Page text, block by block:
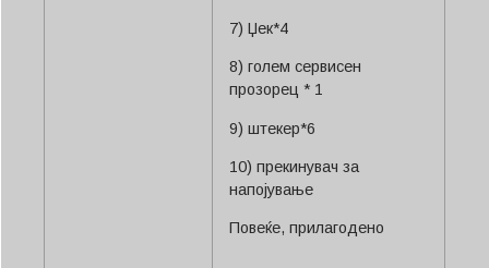
7) Џек*4
8) голем сервисен
прозорец * 1
9) штекер*6
10) прекинувач за
напојување
Повеќе, прилагодено